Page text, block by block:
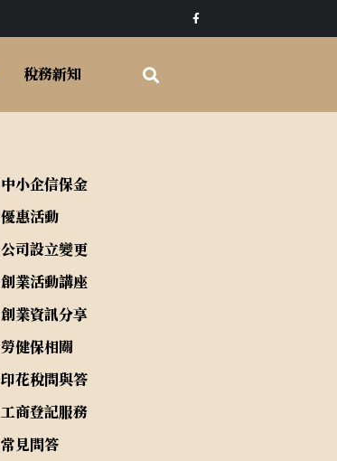
F
a
稅務新知
中小企信保金
優惠活動
公司設立變更
創業活動講座
創業資訊分享
勞健保相關
印花稅問與答
工商登記服務
常見問答